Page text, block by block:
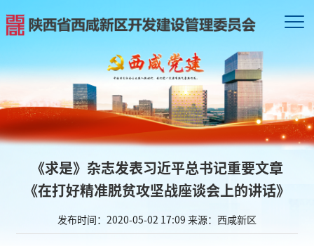
《求是》杂志发表习近平总书记重要文章
《在打好精准脱贫攻坚战座谈会上的讲话》
发布时间：2020-05-02 17:09 来源：西咸新区